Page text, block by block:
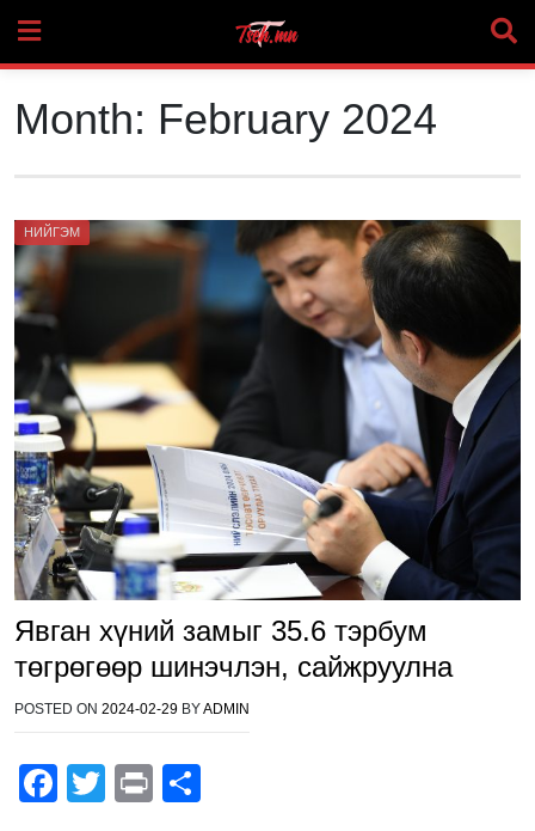
content
Month: February 2024
НИЙГЭМ
Явган хүний замыг 35.6 тэрбум
төгрөгөөр шинэчлэн, сайжруулна
POSTED ON 2024-02-29 BYADMIN
F
T
Pr